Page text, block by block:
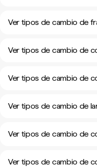
Ver tipos de cambio de
Ver tipos de cambio de
Ver tipos de cambio de
Ver tipos de cambio de
Ver tipos de cambio de
Ver tipos de cambio de